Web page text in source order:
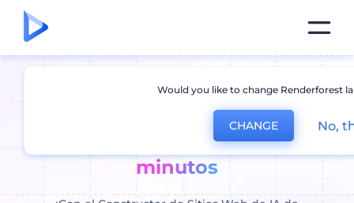
Crear página web con IA: crear
un sitio web profesional en
minutos
Would you like to change Renderforest
CHANGE No,